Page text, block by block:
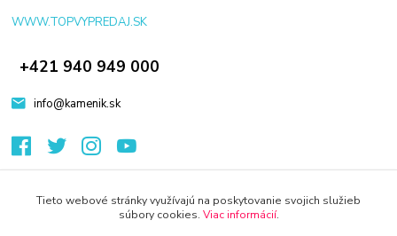
WWW.TOPVYPREDAJ.SK
+421 940 949 000
info@kamenik.sk
Tieto webové stránky využívajú na poskytovanie svojich služieb
súbory cookies. Viac informácií.